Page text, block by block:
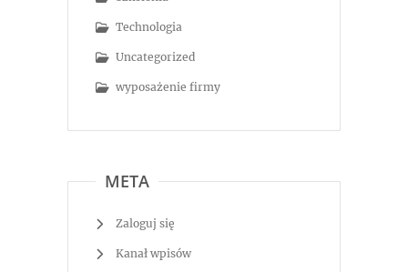
Technologia
Uncategorized
wyposażenie firmy
META
Zaloguj się
Kanał wpisów